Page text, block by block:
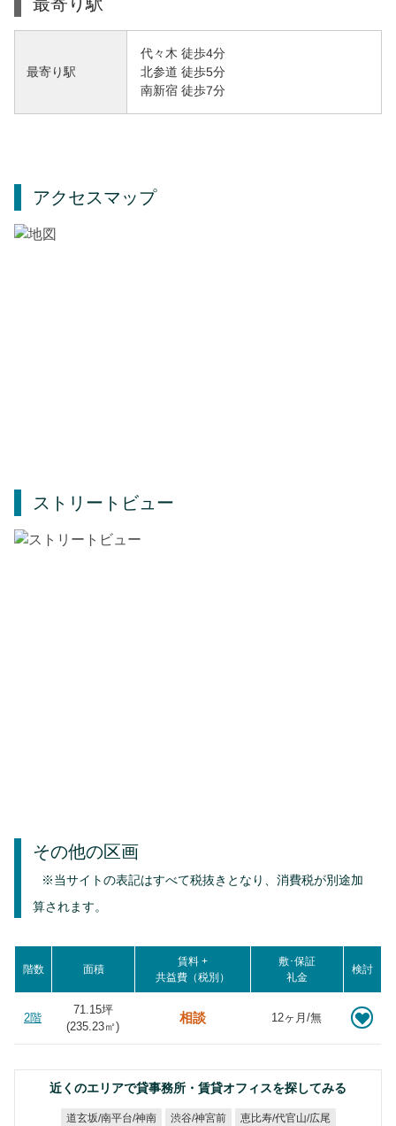
最寄り駅
代々木 徒歩4分
北参道 徒歩5分
南新宿 徒歩7分
アクセスマップ
ストリートビュー
その他の区画
※当サイトの表記はすべて税抜きとなり、消費税が別途加
算されます。
階数 面積
賃料 +
共益費（税別）
敷･保証
礼金
検討
2階
71.15坪
(235.23㎡)
相談 12ヶ月/無
近くのエリアで貸事務所・賃貸オフィスを探してみる
道玄坂/南平台/神南 渋谷/神宮前 恵比寿/代官山/広尾